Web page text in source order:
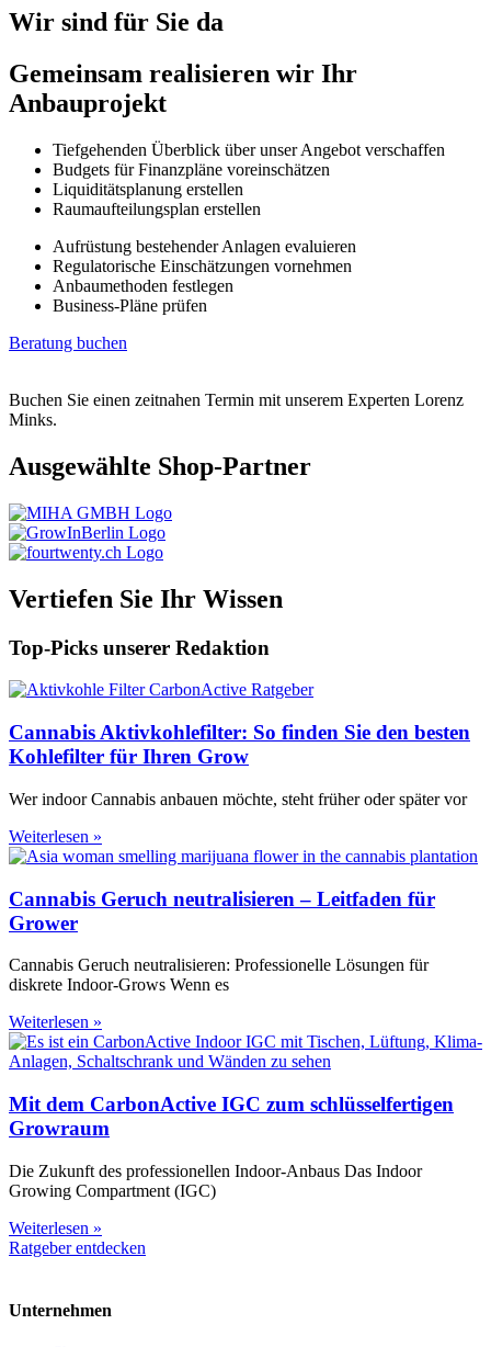
Wir sind für Sie da
Gemeinsam realisieren wir Ihr
Anbauprojekt
Tiefgehenden Überblick über unser Angebot verschaffen
Budgets für Finanzpläne voreinschätzen
Liquiditätsplanung erstellen
Raumaufteilungsplan erstellen
Aufrüstung bestehender Anlagen evaluieren
Regulatorische Einschätzungen vornehmen
Anbaumethoden festlegen
Business-Pläne prüfen
Beratung buchen
Buchen Sie einen zeitnahen Termin mit unserem Experten Lorenz
Minks.
Ausgewählte Shop-Partner
Vertiefen Sie Ihr Wissen
Top-Picks unserer Redaktion
Cannabis Aktivkohlefilter: So finden Sie den besten
Kohlefilter für Ihren Grow
Wer indoor Cannabis anbauen möchte, steht früher oder später vor
Weiterlesen »
Cannabis Geruch neutralisieren – Leitfaden für
Grower
Cannabis Geruch neutralisieren: Professionelle Lösungen für
diskrete Indoor-Grows Wenn es
Weiterlesen »
Mit dem CarbonActive IGC zum schlüsselfertigen
Growraum
Die Zukunft des professionellen Indoor-Anbaus Das Indoor
Growing Compartment (IGC)
Weiterlesen »
Ratgeber entdecken
Unternehmen